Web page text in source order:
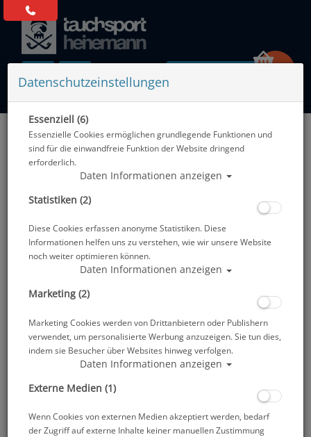
Alle Artikel zeigen aus: Konsolen
Datenschutzeinstellungen
Essenziell (6)
Essenzielle Cookies ermöglichen grundlegende Funktionen und
sind für die einwandfreie Funktion der Website dringend
erforderlich.
Daten Informationen anzeigen
Statistiken (2)
Diese Cookies erfassen anonyme Statistiken. Diese
Informationen helfen uns zu verstehen, wie wir unsere Website
noch weiter optimieren können.
Daten Informationen anzeigen
Marketing (2)
Marketing Cookies werden von Drittanbietern oder Publishern
verwendet, um personalisierte Werbung anzuzeigen. Sie tun dies,
indem sie Besucher über Websites hinweg verfolgen.
Daten Informationen anzeigen
Externe Medien (1)
Wenn Cookies von externen Medien akzeptiert werden, bedarf
der Zugriff auf externe Inhalte keiner manuellen Zustimmung